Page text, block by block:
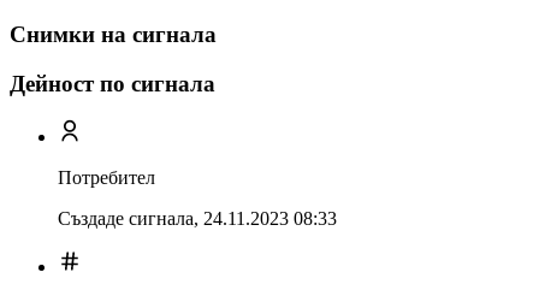
Снимки на сигнала
Дейност по сигнала
Потребител
Създаде сигнала, 24.11.2023 08:33